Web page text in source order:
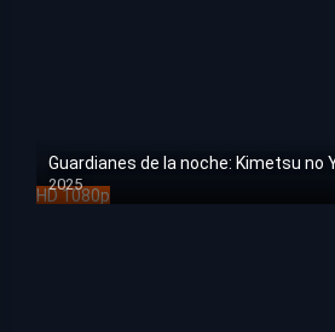
2025
HD 1080p